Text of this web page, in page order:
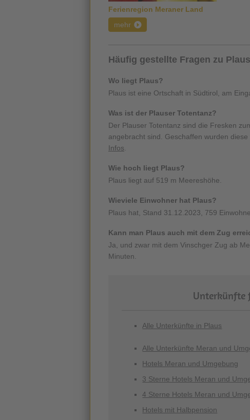
Ferienregion Meraner Land
mehr
Häufig gestellte Fragen zu Plaus
Wo liegt Plaus?
Plaus ist eine Ortschaft in Südtirol, am
Was ist der Plauser Totentanz?
Der Plauser Totentanz sind die Fresken
angebracht sind. Geschaffen wurden
Infos
Wie hoch liegt Plaus?
Plaus liegt auf 519 m Meereshöhe.
Wieviele Einwohner hat Plaus?
Plaus hat, Stand 31.12.2023, 759
Kann man Plaus auch mit dem Zug
Ja, und zwar mit dem Vinschger Zug ab
Minuten.
Unterkünfte
Alle Unterkünfte in Plaus
Alle Unterkünfte Meran und
Hotels Meran und Umgebung
3 Sterne Hotels Meran und
4 Sterne Hotels Meran und
Hotels mit Halbpension